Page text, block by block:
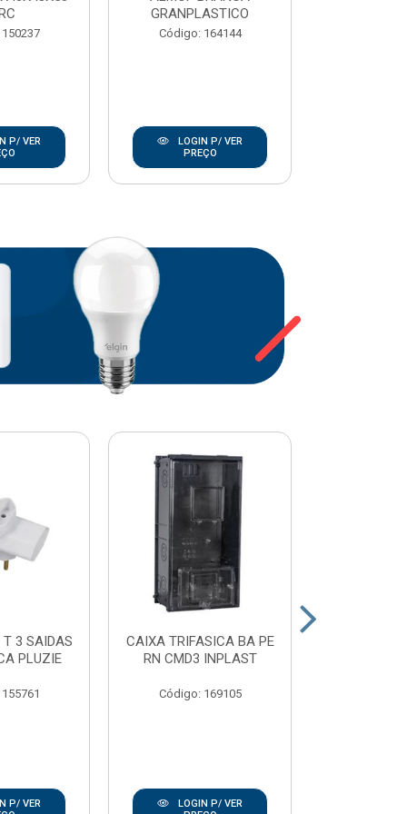
P/ VER
GRANPLASTICO
Código: 164144
LOGIN P/ VER
PREÇO
T 3 SAIDAS
PLUZIE
P/ VER
CAIXA TRIFASICA BA PE
RN CMD3 INPLAST
Código: 169105
LOGIN P/ VER